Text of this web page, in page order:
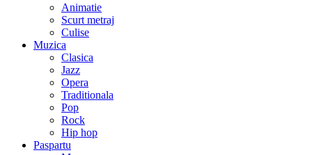
Animatie
Scurt metraj
Culise
Muzica
Clasica
Jazz
Opera
Traditionala
Pop
Rock
Hip hop
Paspartu